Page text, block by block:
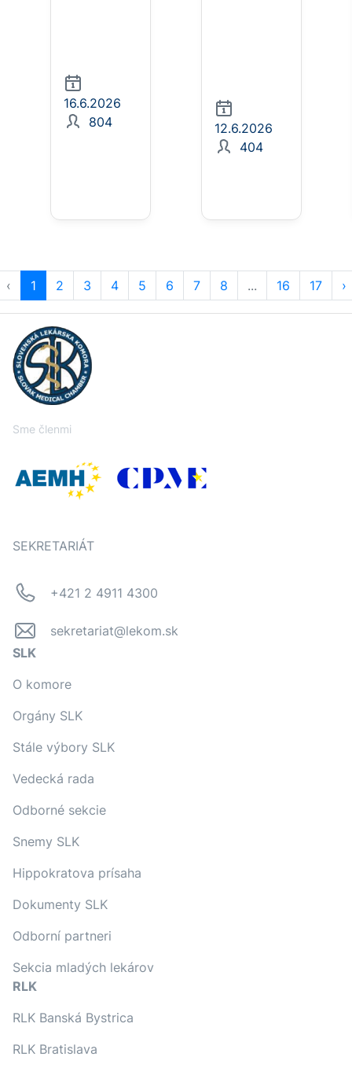
16.6.2026
804
12.6.2026
404
‹ 1 2 3 4 5 6 7 8 ... 16 17 ›
Sme členmi
SEKRETARIÁT
+421 2 4911 4300
sekretariat@lekom.sk
SLK
O komore
Orgány SLK
Stále výbory SLK
Vedecká rada
Odborné sekcie
Snemy SLK
Hippokratova prísaha
Dokumenty SLK
Odborní partneri
Sekcia mladých lekárov
RLK
RLK Banská Bystrica
RLK Bratislava